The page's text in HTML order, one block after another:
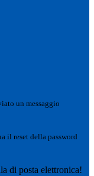
un messaggio
il reset della password
di posta elettronica!